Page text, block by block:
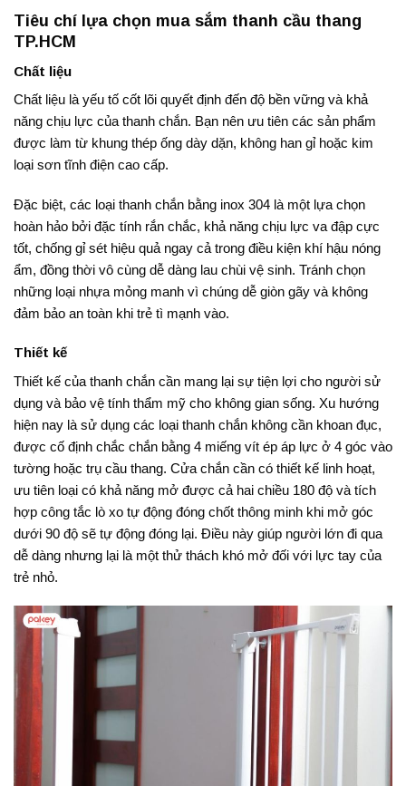
Tiêu chí lựa chọn mua sắm thanh cầu thang
TP.HCM
Chất liệu
Chất liệu là yếu tố cốt lõi quyết định đến độ bền vững và khả
năng chịu lực của thanh chắn. Bạn nên ưu tiên các sản phẩm
được làm từ khung thép ống dày dặn, không han gỉ hoặc kim
loại sơn tĩnh điện cao cấp.
Đặc biệt, các loại thanh chắn bằng inox 304 là một lựa chọn
hoàn hảo bởi đặc tính rắn chắc, khả năng chịu lực va đập cực
tốt, chống gỉ sét hiệu quả ngay cả trong điều kiện khí hậu nóng
ẩm, đồng thời vô cùng dễ dàng lau chùi vệ sinh. Tránh chọn
những loại nhựa mỏng manh vì chúng dễ giòn gãy và không
đảm bảo an toàn khi trẻ tì mạnh vào.
Thiết kế
Thiết kế của thanh chắn cần mang lại sự tiện lợi cho người sử
dụng và bảo vệ tính thẩm mỹ cho không gian sống. Xu hướng
hiện nay là sử dụng các loại thanh chắn không cần khoan đục,
được cố định chắc chắn bằng 4 miếng vít ép áp lực ở 4 góc vào
tường hoặc trụ cầu thang. Cửa chắn cần có thiết kế linh hoạt,
ưu tiên loại có khả năng mở được cả hai chiều 180 độ và tích
hợp công tắc lò xo tự động đóng chốt thông minh khi mở góc
dưới 90 độ sẽ tự động đóng lại. Điều này giúp người lớn đi qua
dễ dàng nhưng lại là một thử thách khó mở đối với lực tay của
trẻ nhỏ.